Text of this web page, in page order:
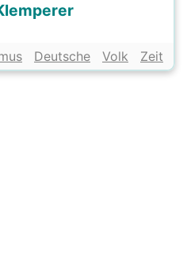
Deutsche Volk Zeit